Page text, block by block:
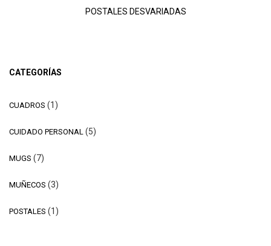
POSTALES DESVARIADAS
CATEGORÍAS
CUADROS 1 producto
CUIDADO PERSONAL 5productos
MUGS 7productos
MUÑECOS 3productos
POSTALES 1 producto